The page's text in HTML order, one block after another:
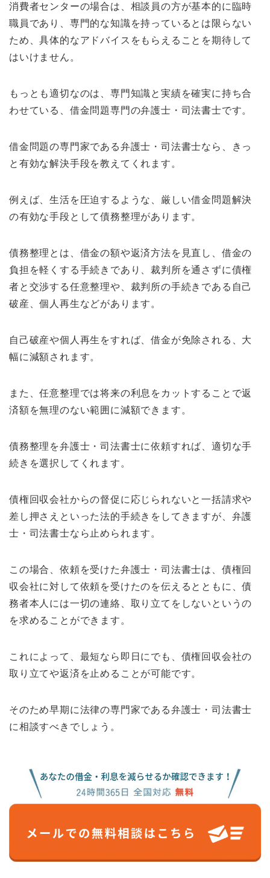
消費者センターの場合は、相談員の方が基本的に臨時
職員であり、専門的な知識を持っているとは限らない
ため、具体的なアドバイスをもらえることを期待して
はいけません。
もっとも適切なのは、専門知識と実績を確実に持ち合
わせている、借金問題専門の弁護士・司法書士です。
借金問題の専門家である弁護士・司法書士なら、きっ
と有効な解決手段を教えてくれます。
例えば、生活を圧迫するような、厳しい借金問題解決
の有効な手段として債務整理があります。
債務整理とは、借金の額や返済方法を見直し、借金の
負担を軽くする手続きであり、裁判所を通さずに債権
者と交渉する任意整理や、裁判所の手続きである自己
破産、個人再生などがあります。
自己破産や個人再生をすれば、借金が免除される、大
幅に減額されます。
また、任意整理では将来の利息をカットすることで返
済額を無理のない範囲に減額できます。
債務整理を弁護士・司法書士に依頼すれば、適切な手
続きを選択してくれます。
債権回収会社からの督促に応じられないと一括請求や
差し押さえといった法的手続きをしてきますが、弁護
士・司法書士なら止められます。
この場合、依頼を受けた弁護士・司法書士は、債権回
収会社に対して依頼を受けたのを伝えるとともに、債
務者本人には一切の連絡、取り立てをしないというの
を求めることができます。
これによって、最短なら即日にでも、債権回収会社の
取り立てや返済を止めることが可能です。
そのため早期に法律の専門家である弁護士・司法書士
に相談すべきでしょう。